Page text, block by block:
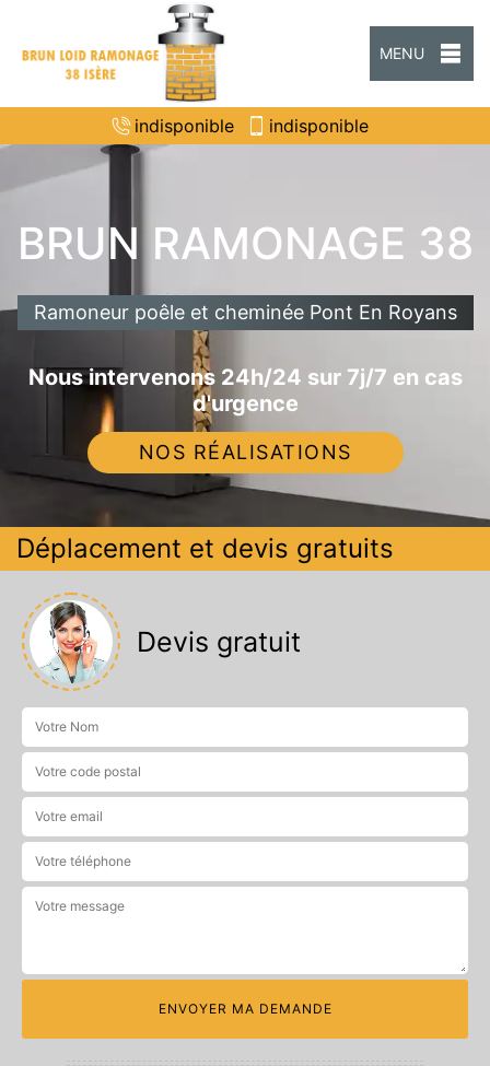
MENU
indisponible indisponible
BRUN RAMONAGE 38
Ramoneur poêle et cheminée Pont En Royans
Nous intervenons 24h/24 sur 7j/7 en cas
d'urgence
NOS RÉALISATIONS
Déplacement et devis gratuits
Devis gratuit